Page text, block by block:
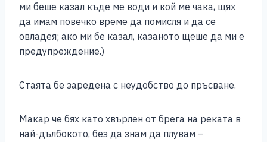
ми беше казал къде ме води и кой ме чака, щях
да имам повечко време да помисля и да се
овладея; ако ми бе казал, казаното щеше да ми е
предупреждение.)
Стаята бе заредена с неудобство до пръсване.
Макар че бях като хвърлен от брега на реката в
най-дълбокото, без да знам да плувам –